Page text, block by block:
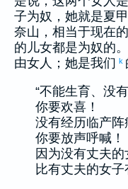
子为奴，她就是夏甲
奈山，相当于现在的
的儿女都是为奴的。
由女人；她是我们 k
“不能生育、没
你要欢喜！
没有经历临产阵
你要放声呼喊！
因为没有丈夫的
比有丈夫的女